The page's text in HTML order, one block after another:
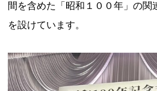
間を含めた「昭和１００年」の関
を設けています。